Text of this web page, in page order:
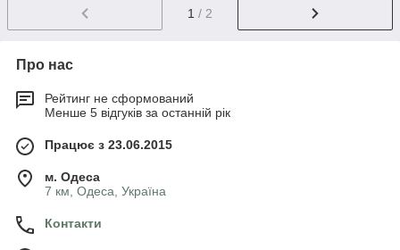
1 / 2
Про нас
Рейтинг не сформований
Менше 5 відгуків за останній рік
Працює з 23.06.2015
м. Одеса
7 км, Одеса, Україна
Контакти